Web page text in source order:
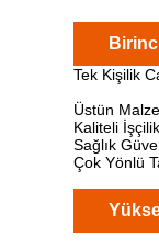
Tek Kişilik
Üstün
Kaliteli
Sağlık
Çok Yönlü